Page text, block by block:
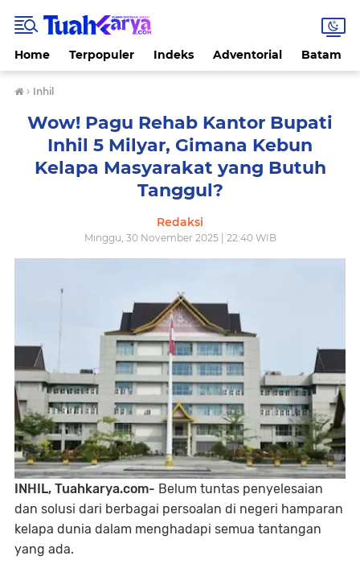
Home Terpopuler Indeks Adventorial Batam
› Inhil
Wow! Pagu Rehab Kantor Bupati
Inhil 5 Milyar, Gimana Kebun
Kelapa Masyarakat yang Butuh
Tanggul?
Redaksi
Minggu, 30 November 2025 | 22:40 WIB
INHIL, Tuahkarya.com- Belum tuntas penyelesaian
dan solusi dari berbagai persoalan di negeri hamparan
kelapa dunia dalam menghadapi semua tantangan
yang ada.